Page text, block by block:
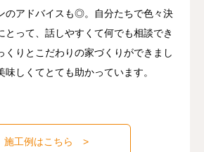
のアドバイスも◎。自分たちで色々決
とって、話しやすくて何でも相談でき
くりとこだわりの家づくりができまし
味しくてとても助かっています。
施工例はこちら >